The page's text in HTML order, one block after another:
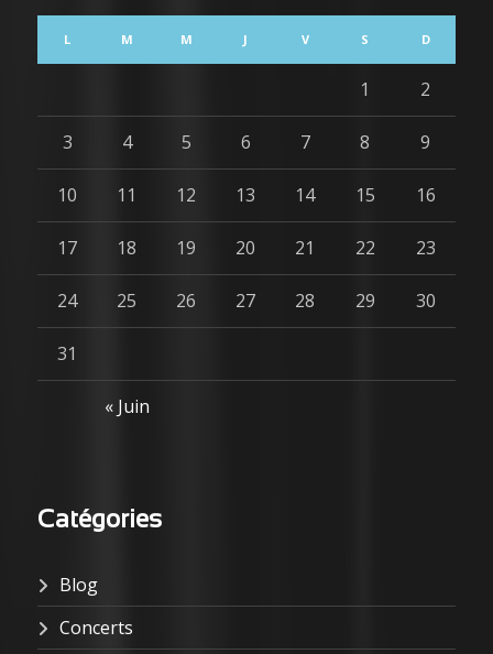
L M M J V S D
« Juin
1 2
3 4 5 6 7 8 9
10 11 12 13 14 15 16
17 18 19 20 21 22 23
24 25 26 27 28 29 30
31
Catégories
Blog
Concerts